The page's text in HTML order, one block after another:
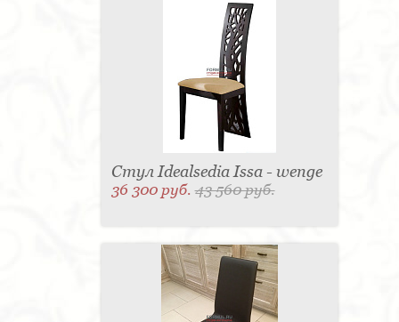
Стул Idealsedia Issa - wenge
36 300 руб.43 560 руб.